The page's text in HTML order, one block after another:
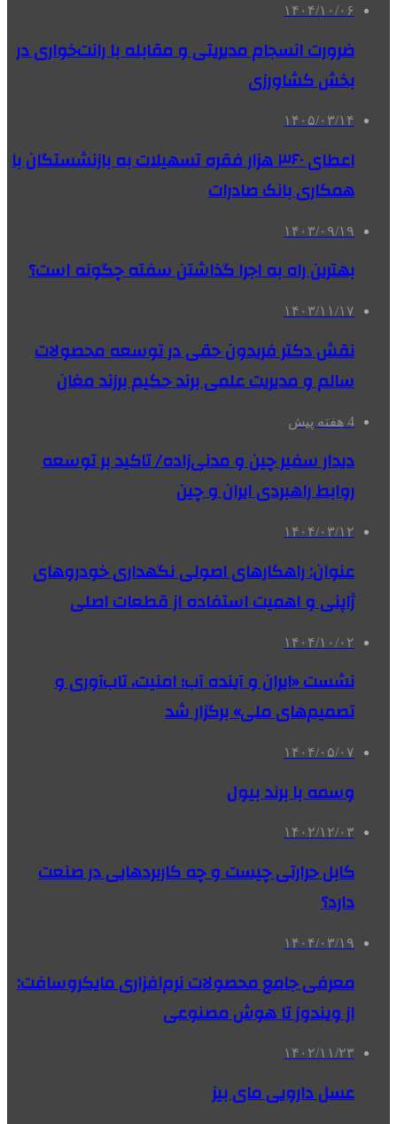
۱۴۰۴/۱۰/۰۶
ضرورت انسجام مدیریتی و مقابله با رانت‌خواری در
بخش کشاورزی
۱۴۰۵/۰۳/۱۴
اعطای ۳۶۰ هزار فقره تسهیلات به بازنشستگان با
همکاری بانک صادرات
۱۴۰۳/۰۹/۱۹
بهترین راه به اجرا گذاشتن سفته چگونه است؟
۱۴۰۳/۱۱/۱۷
نقش دکتر فریدون حقی در توسعه محصولات
سالم و مدیریت علمی برند حکیم برزند مغان
4 هفته پیش
دیدار سفیر چین و مدنی‌زاده/ تاکید بر توسعه
روابط راهبردی ایران و چین
۱۴۰۴/۰۳/۱۲
عنوان: راهکارهای اصولی نگهداری خودروهای
ژاپنی و اهمیت استفاده از قطعات اصلی
۱۴۰۴/۱۰/۰۲
نشست «ایران و آینده آب؛ امنیت، تاب­‌آوری و
تصمیم‌­های ملی» برگزار شد
۱۴۰۴/۰۵/۰۷
وسمه با برند بیول
۱۴۰۲/۱۲/۰۳
کابل حرارتی چیست و چه کاربردهایی در صنعت
دارد؟
۱۴۰۴/۰۳/۱۹
معرفی جامع محصولات نرم‌افزاری مایکروسافت:
از ویندوز تا هوش مصنوعی
۱۴۰۲/۱۱/۲۳
عسل دارویی مای بیز